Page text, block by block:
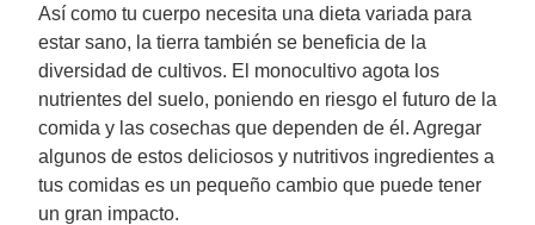
Así como tu cuerpo necesita una dieta variada para
estar sano, la tierra también se beneficia de la
diversidad de cultivos. El monocultivo agota los
nutrientes del suelo, poniendo en riesgo el futuro de la
comida y las cosechas que dependen de él. Agregar
algunos de estos deliciosos y nutritivos ingredientes a
tus comidas es un pequeño cambio que puede tener
un gran impacto.